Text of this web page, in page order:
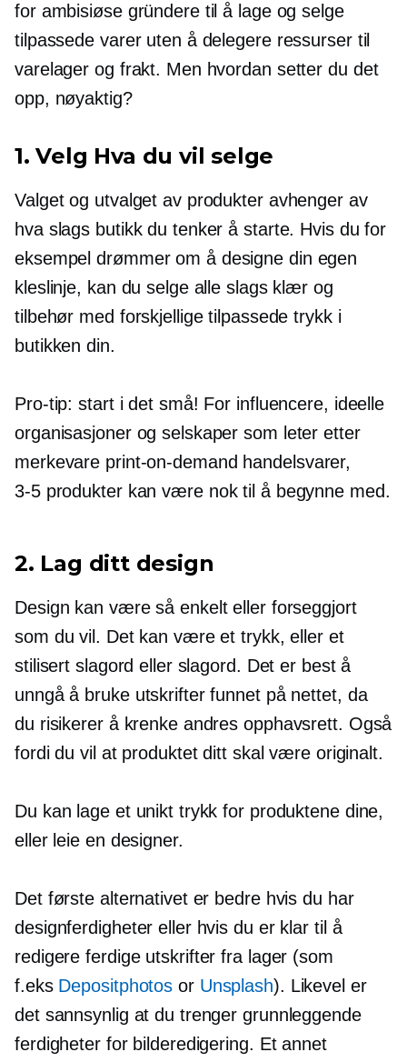
for ambisiøse gründere til å lage og selge
tilpassede varer uten å delegere ressurser til
varelager og frakt. Men hvordan setter du det
opp, nøyaktig?
1. Velg Hva du vil selge
Valget og utvalget av produkter avhenger av
hva slags butikk du tenker å starte. Hvis du for
eksempel drømmer om å designe din egen
kleslinje, kan du selge alle slags klær og
tilbehør med forskjellige tilpassede trykk i
butikken din.
Pro-tip: start i det små! For influencere, ideelle
organisasjoner og selskaper som leter etter
merkevare print-on-demand handelsvarer,
3-5produkter kan være nok til å begynne med.
2. Lag ditt design
Design kan være så enkelt eller forseggjort
som du vil. Det kan være et trykk, eller et
stilisert slagord eller slagord. Det er best å
unngå å bruke utskrifter funnet på nettet, da
du risikerer å krenke andres opphavsrett. Også
fordi du vil at produktet ditt skal være originalt.
Du kan lage et unikt trykk for produktene dine,
eller leie en designer.
Det første alternativet er bedre hvis du har
designferdigheter eller hvis du er klar til å
redigereferdigeutskrifter fra lager (som
f.eks Depositphotos or Unsplash). Likevel er
det sannsynlig at du trenger grunnleggende
ferdigheter for bilderedigering. Et annet